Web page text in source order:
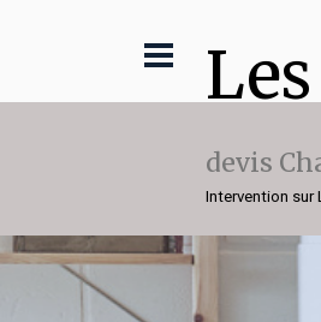
devis
Intervention sur